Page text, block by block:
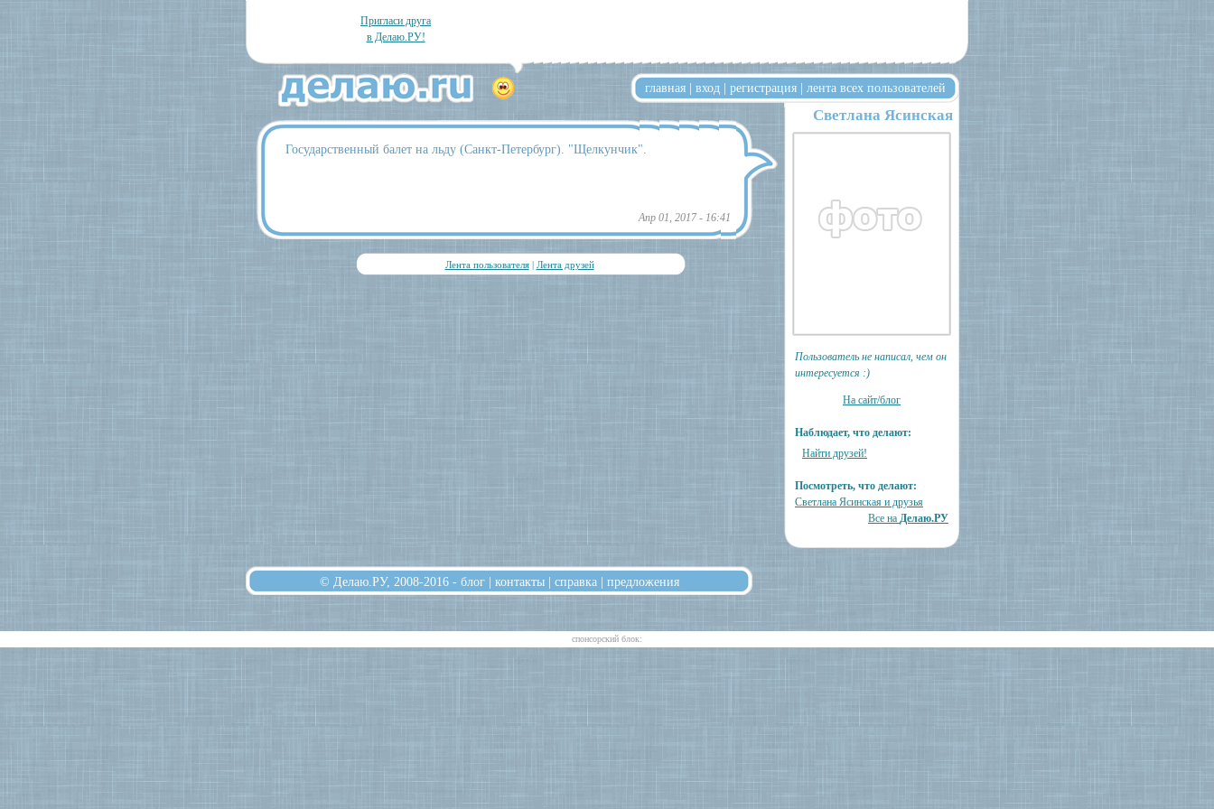
Пригласи друга
в Делаю.РУ!
главная | вход | регистрация | лента всех пользователей
Государственный балет на льду (Санкт-Петербург). "Щелкунчик".
Апр 01, 2017 - 16:41
Лента пользователя| Лента друзей
Светлана Ясинская
Пользователь не написал, чем он
интересуется :)
На сайт/блог
Наблюдает, что делают:
Найти друзей!
Посмотреть, что делают:
Светлана Ясинская и друзья
Все на Делаю.РУ
© Делаю.РУ, 2008-2016 - блог | контакты | справка | предложения
cпонсорский блок: